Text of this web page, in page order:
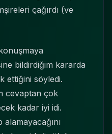
çağırdı (ve
bildirdiğim kararda
ettiğini söyledi.
cevaptan çok
kadar iyi idi.